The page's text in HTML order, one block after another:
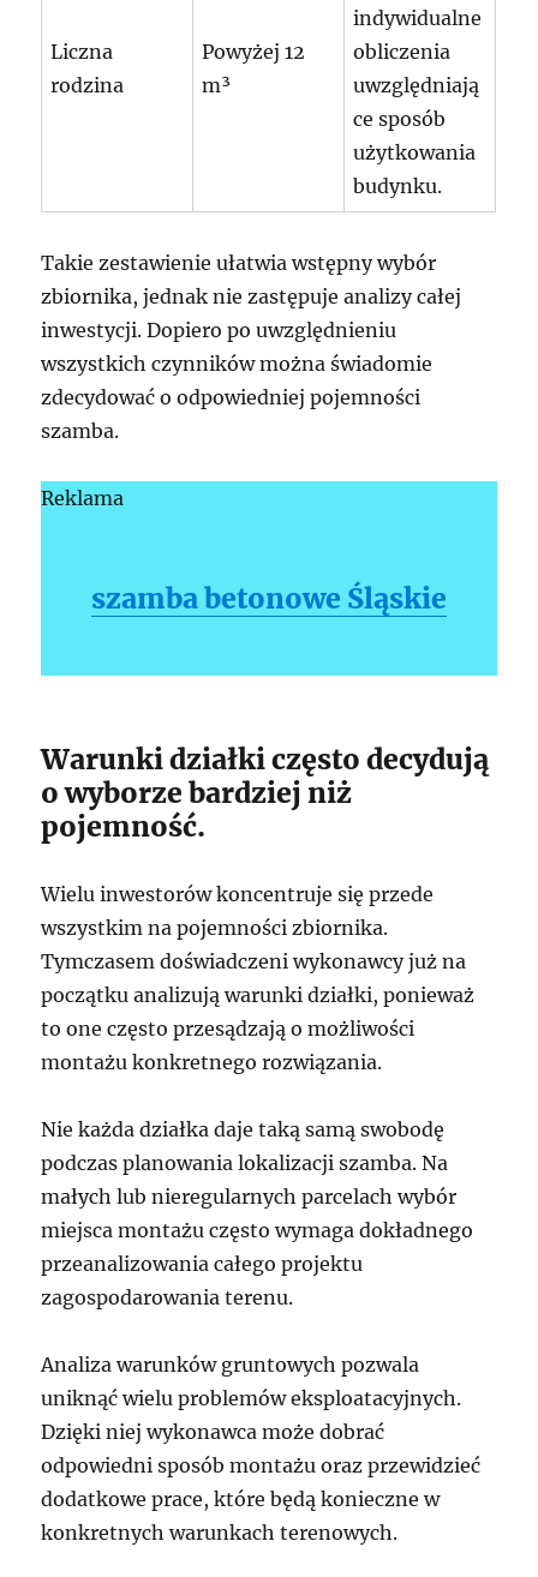
Liczna
rodzina
Powyżej 12
m³
indywidualne
obliczenia
uwzględniają
ce sposób
użytkowania
budynku.
Takie zestawienie ułatwia wstępny wybór
zbiornika, jednak nie zastępuje analizy całej
inwestycji. Dopiero po uwzględnieniu
wszystkich czynników można świadomie
zdecydować o odpowiedniej pojemności
szamba.
Reklama
szamba betonowe Śląskie
Warunki działki często decydują
o wyborze bardziej niż
pojemność.
Wielu inwestorów koncentruje się przede
wszystkim na pojemności zbiornika.
Tymczasem doświadczeni wykonawcy już na
początku analizują warunki działki, ponieważ
to one często przesądzają o możliwości
montażu konkretnego rozwiązania.
Nie każda działka daje taką samą swobodę
podczas planowania lokalizacji szamba. Na
małych lub nieregularnych parcelach wybór
miejsca montażu często wymaga dokładnego
przeanalizowania całego projektu
zagospodarowania terenu.
Analiza warunków gruntowych pozwala
uniknąć wielu problemów eksploatacyjnych.
Dzięki niej wykonawca może dobrać
odpowiedni sposób montażu oraz przewidzieć
dodatkowe prace, które będą konieczne w
konkretnych warunkach terenowych.